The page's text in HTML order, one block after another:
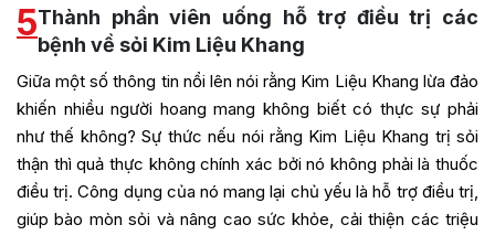
5Thành phần viên uống hỗ trợ điều trị các
bệnh về sỏi Kim Liệu Khang
Giữa một số thông tin nổi lên nói rằng Kim Liệu Khang lừa đảo
khiến nhiều người hoang mang không biết có thực sự phải
như thế không? Sự thức nếu nói rằng Kim Liệu Khang trị sỏi
thận thì quả thực không chính xác bởi nó không phải là thuốc
điều trị. Công dụng của nó mang lại chủ yếu là hỗ trợ điều trị,
giúp bào mòn sỏi và nâng cao sức khỏe, cải thiện các triệu